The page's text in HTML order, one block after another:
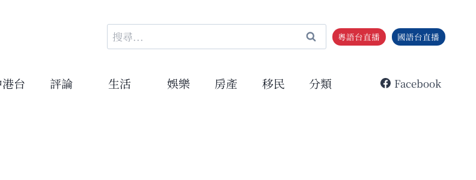
搜
尋
鍵
粵語台直播 國語台直播
港台 評論 生活 娛樂 房產 移民 分類 Facebook